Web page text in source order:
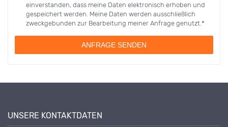
einverstanden, dass meine Daten elektronisch erhoben und
gespeichert werden. Meine Daten werden ausschließlich
zweckgebunden zur Bearbeitung meiner Anfrage genutzt.*
ANFRAGE SENDEN
UNSERE KONTAKTDATEN